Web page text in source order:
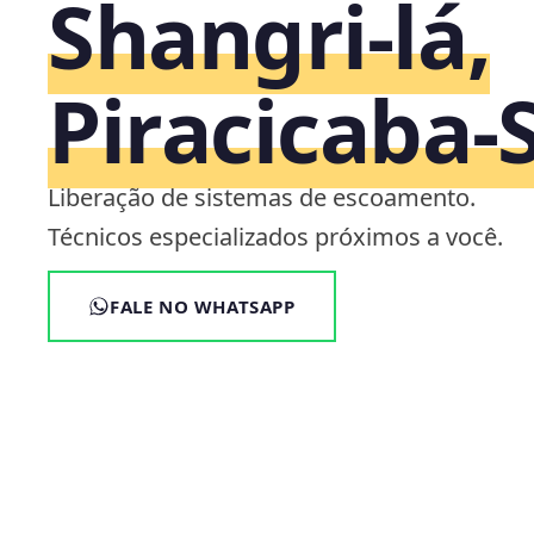
Shangri-lá,
Liberação de sistemas de escoamento.
Técnicos especializados próximos a você.
FALE NO WHATSAPP